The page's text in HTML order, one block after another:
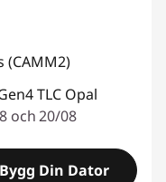
(CAMM2)
TLC Opal
och 20/08
Bygg Din Dator